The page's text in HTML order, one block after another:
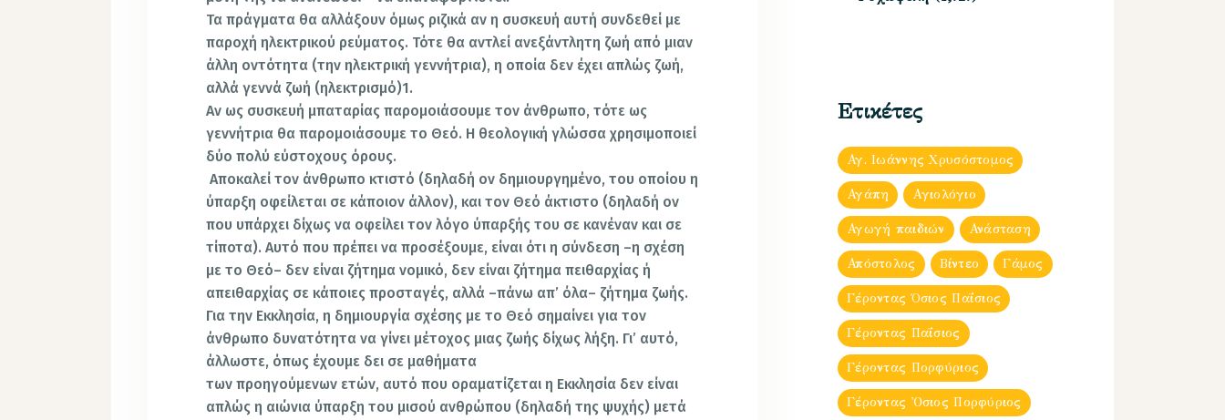
Τα πράγματα θα αλλάξουν όμως ριζικά αν η συσκευή αυτή συνδεθεί με
παροχή ηλεκτρικού ρεύματος. Τότε θα αντλεί ανεξάντλητη ζωή από μιαν
άλλη οντότητα (την ηλεκτρική γεννήτρια), η οποία δεν έχει απλώς ζωή,
αλλά γεννά ζωή (ηλεκτρισμό)1.
Αν ως συσκευή μπαταρίας παρομοιάσουμε τον άνθρωπο, τότε ως
γεννήτρια θα παρομοιάσουμε το Θεό. Η θεολογική γλώσσα χρησιμοποιεί
δύο πολύ εύστοχους όρους.
Αποκαλεί τον άνθρωπο κτιστό (δηλαδή ον δημιουργημένο, του οποίου η
ύπαρξη οφείλεται σε κάποιον άλλον), και τον Θεό άκτιστο (δηλαδή ον
που υπάρχει δίχως να οφείλει τον λόγο ύπαρξής του σε κανέναν και σε
τίποτα). Αυτό που πρέπει να προσέξουμε, είναι ότι η σύνδεση –η σχέση
με το Θεό– δεν είναι ζήτημα νομικό, δεν είναι ζήτημα πειθαρχίας ή
απειθαρχίας σε κάποιες προσταγές, αλλά –πάνω απ’ όλα– ζήτημα ζωής.
Για την Εκκλησία, η δημιουργία σχέσης με το Θεό σημαίνει για τον
άνθρωπο δυνατότητα να γίνει μέτοχος μιας ζωής δίχως λήξη. Γι’ αυτό,
άλλωστε, όπως έχουμε δει σε μαθήματα
των προηγούμενων ετών, αυτό που οραματίζεται η Εκκλησία δεν είναι
απλώς η αιώνια ύπαρξη του μισού ανθρώπου (δηλαδή της ψυχής) μετά
Ετικέτες
Αγ. Ιωάννης Χρυσόστομος
Αγάπη Αγιολόγιο
Αγωγή παιδιών Ανάσταση
Απόστολος Βίντεο Γάμος
Γέροντας Όσιος Παΐσιος
Γέροντας Παΐσιος
Γέροντας Πορφύριος
Γέροντας Ὀσιος Πορφύριος